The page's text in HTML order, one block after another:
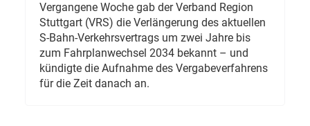
Vergangene Woche gab der Verband Region
Stuttgart (VRS) die Verlängerung des aktuellen
S-Bahn-Verkehrsvertrags um zwei Jahre bis
zum Fahrplanwechsel 2034 bekannt – und
kündigte die Aufnahme des Vergabeverfahrens
für die Zeit danach an.